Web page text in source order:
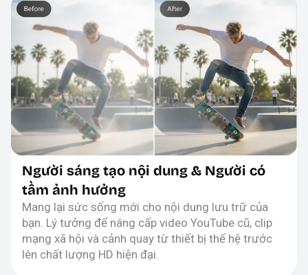
Người sáng tạo nội dung & Người có
tầm ảnh hưởng
Mang lại sức sống mới cho nội dung lưu trữ của
bạn. Lý tưởng để nâng cấp video YouTube cũ, clip
mạng xã hội và cảnh quay từ thiết bị thế hệ trước
lên chất lượng HD hiện đại.